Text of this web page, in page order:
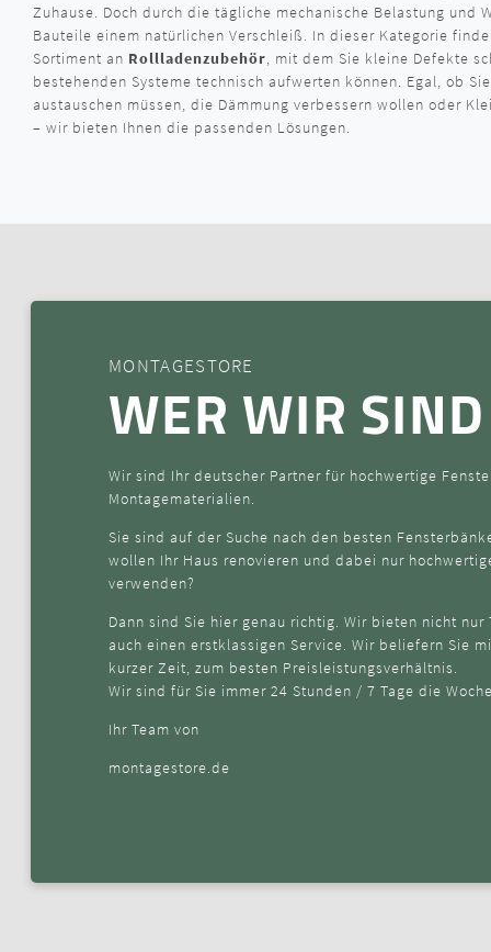
Zuhause. Doch durch die tägliche mechanische Belastung und
Bauteile einem natürlichen Verschleiß. In dieser Kategorie
Sortiment an Rollladenzubehör, mit dem Sie kleine Defekte
bestehenden Systeme technisch aufwerten können. Egal, ob
austauschen müssen, die Dämmung verbessern wollen oder
– wir bieten Ihnen die passenden Lösungen.
MONTAGESTORE
WER WIR SIND
Wir sind Ihr deutscher Partner für hochwertige
Montagematerialien.
Sie sind auf der Suche nach den besten
wollen Ihr Haus renovieren und dabei nur
verwenden?
Dann sind Sie hier genau richtig. Wir bieten nicht nur
auch einen erstklassigen Service. Wir beliefern Sie
kurzer Zeit, zum besten Preisleistungsverhältnis.
Wir sind für Sie immer 24 Stunden / 7 Tage die
Ihr Team von
montagestore.de